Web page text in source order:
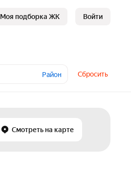
Моя подборка ЖК Войти
Район Сбросить
Смотреть на карте